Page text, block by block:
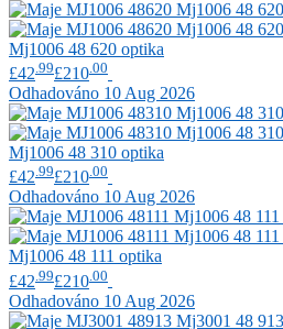
Mj1006 48 620 optika
£42 .99£210 .00
Odhadováno 10 Aug 2026
Mj1006 48 310 optika
£42.99£210.00
Odhadováno 10 Aug 2026
Mj1006 48 111 optika
£42 .99£210 .00
Odhadováno 10 Aug 2026